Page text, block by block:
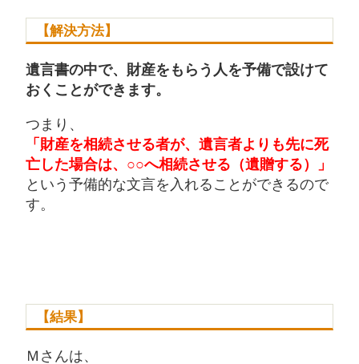
【解決方法】
遺言書の中で、財産をもらう人を予備で設けて
おくことができます。
つまり、
「財産を相続させる者が、遺言者よりも先に死
亡した場合は、○○へ相続させる（遺贈する）」
という予備的な文言を入れることができるので
す。
【結果】
Ｍさんは、